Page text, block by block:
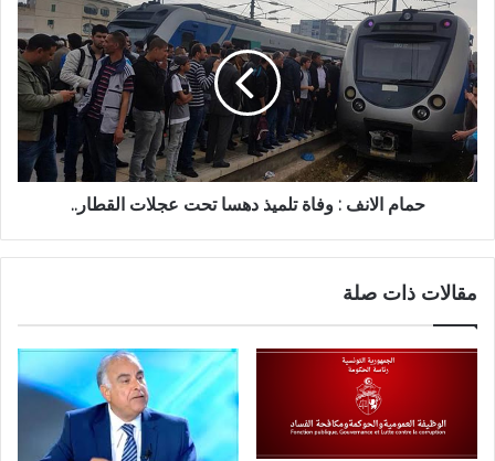
حمام الانف : وفاة تلميذ دهسا تحت عجلات القطار..
مقالات ذات صلة